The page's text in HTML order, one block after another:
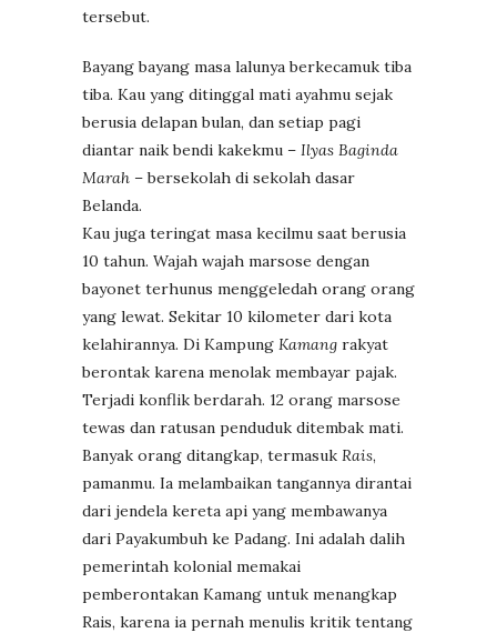
tersebut.
Bayang bayang masa lalunya berkecamuk tiba
tiba. Kau yang ditinggal mati ayahmu sejak
berusia delapan bulan, dan setiap pagi
diantar naik bendi kakekmu – Ilyas Baginda
Marah – bersekolah di sekolah dasar
Belanda.
Kau juga teringat masa kecilmu saat berusia
10 tahun. Wajah wajah marsose dengan
bayonet terhunus menggeledah orang orang
yang lewat. Sekitar 10 kilometer dari kota
kelahirannya. Di Kampung Kamang rakyat
berontak karena menolak membayar pajak.
Terjadi konflik berdarah. 12 orang marsose
tewas dan ratusan penduduk ditembak mati.
Banyak orang ditangkap, termasuk Rais,
pamanmu. Ia melambaikan tangannya dirantai
dari jendela kereta api yang membawanya
dari Payakumbuh ke Padang. Ini adalah dalih
pemerintah kolonial memakai
pemberontakan Kamang untuk menangkap
Rais, karena ia pernah menulis kritik tentang